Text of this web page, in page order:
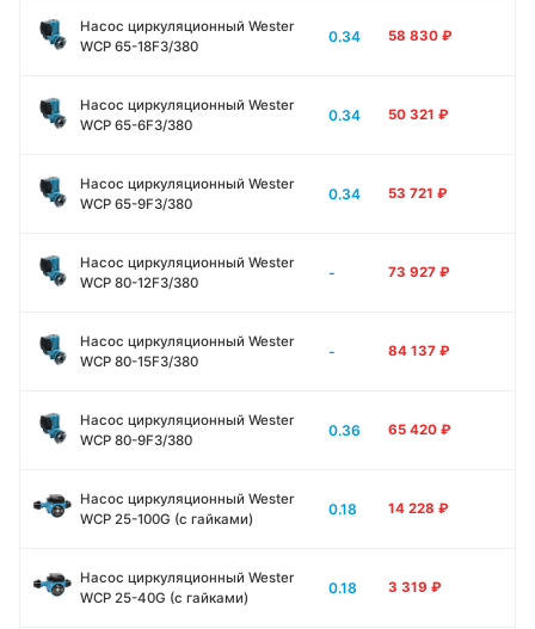
Насос циркуляционный Wester
WCP 65-18F3/380
0.34 58 830 ₽
Насос циркуляционный Wester
WCP 65-6F3/380
0.34 50 321 ₽
Насос циркуляционный Wester
WCP 65-9F3/380
0.34 53 721 ₽
Насос циркуляционный Wester
WCP 80-12F3/380
- 73 927 ₽
Насос циркуляционный Wester
WCP 80-15F3/380
- 84 137 ₽
Насос циркуляционный Wester
WCP 80-9F3/380
0.36 65 420 ₽
Насос циркуляционный Wester
WCP 25-100G (с гайками)
0.18 14 228 ₽
Насос циркуляционный Wester
WCP 25-40G (с гайками)
0.18 3 319 ₽